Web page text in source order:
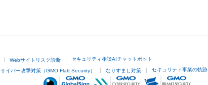
Webサイトリスク診断 セキュリティ相談AIチャットボット
サイバー攻撃対策（GMO Flatt Security） なりすまし対策 セキュリティ事業の軌跡